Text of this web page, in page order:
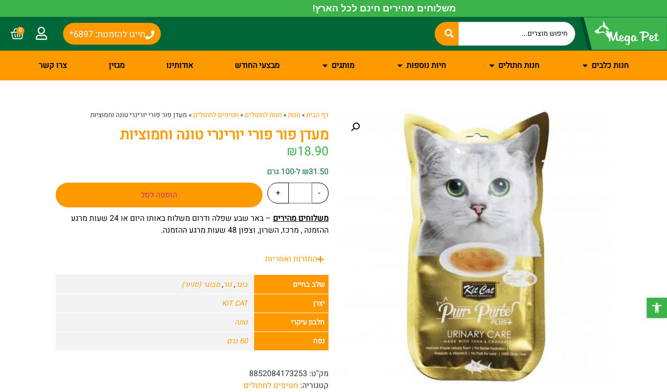
פתח סרגל נגישות
משלוחים מהירים חינם לכל הארץ!
חייגו להזמנות: 6897* 0
חנות כלבים חנות חתולים חיות נוספות מותגים מבצעי החודש אודותינו מגזין צרו קשר
דף הבית»חנות»חנות לחתולים »חטיפים לחתולים » מעדן פור פורי יורינרי טונה וחמוציות
מעדן פור פורי יורינרי טונה וחמוציות
₪18.90
₪31.50 ל-100 גרם
-
+
הוספה לסל
משלוחים מהירים
– באר שבע שפלה ודרום משלוח באותו היום או 24 שעות מרגע
ההזמנה , מרכז, השרון, וצפון 48 שעות מרגע ההזמנה.
החזרות ואחריות
שלב בחיים בוגר,גור,מבוגר (סניור)
יצרן
KIT CAT
חלבון עיקרי
טונה
נפח
60 גרם
מק"ט: 8852084173253
קטגוריה: חטיפים לחתולים